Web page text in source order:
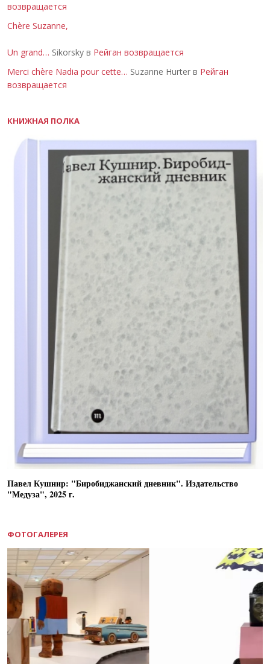
возвращается
Chère Suzanne,
Un grand… Sikorsky в Рейган возвращается
Merci chère Nadia pour cette… Suzanne Hurter в Рейган
возвращается
КНИЖНАЯ ПОЛКА
Павел Кушнир: "Биробиджанский дневник". Издательство
"Медуза", 2025 г.
ФОТОГАЛЕРЕЯ